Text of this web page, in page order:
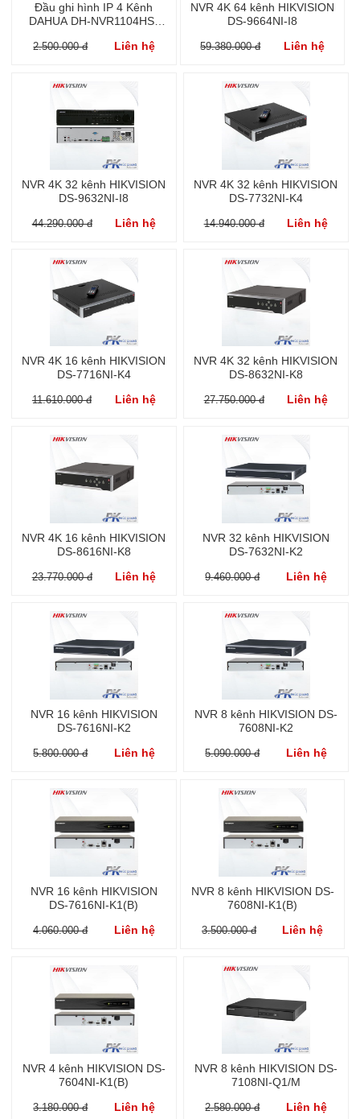
Đầu ghi hình IP 4 Kênh
DAHUA DH-NVR1104HS-
2.500.000 đ Liên hệ
NVR 4K 64 kênh HIKVISION
DS-9664NI-I8
59.380.000 đ Liên hệ
NVR 4K 32 kênh HIKVISION
DS-9632NI-I8
44.290.000 đ Liên hệ
NVR 4K 32 kênh HIKVISION
DS-7732NI-K4
14.940.000 đ Liên hệ
NVR 4K 16 kênh HIKVISION
DS-7716NI-K4
11.610.000 đ Liên hệ
NVR 4K 32 kênh HIKVISION
DS-8632NI-K8
27.750.000 đ Liên hệ
NVR 4K 16 kênh HIKVISION
DS-8616NI-K8
23.770.000 đ Liên hệ
NVR 32 kênh HIKVISION
DS-7632NI-K2
9.460.000 đ Liên hệ
NVR 16 kênh HIKVISION
DS-7616NI-K2
5.800.000 đ Liên hệ
NVR 8 kênh HIKVISION DS-
7608NI-K2
5.090.000 đ Liên hệ
NVR 16 kênh HIKVISION
DS-7616NI-K1(B)
4.060.000 đ Liên hệ
NVR 8 kênh HIKVISION DS-
7608NI-K1(B)
3.500.000 đ Liên hệ
NVR 4 kênh HIKVISION DS-
7604NI-K1(B)
3.180.000 đ Liên hệ
NVR 8 kênh HIKVISION DS-
7108NI-Q1/M
2.580.000 đ Liên hệ